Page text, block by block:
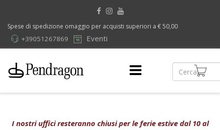
Spese di spedizione omaggio per acquisti superiori a € 50,00
Eventi
+39051267869
I nostri uffici resteranno chiusi per le ferie estive dal 10 al